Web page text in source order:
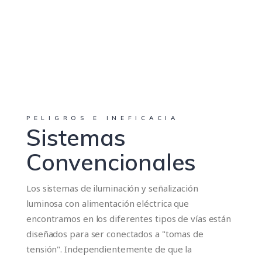
PELIGROS E INEFICACIA
Sistemas
Convencionales
Los sistemas de iluminación y señalización
luminosa con alimentación eléctrica que
encontramos en los diferentes tipos de vías están
diseñados para ser conectados a "tomas de
tensión". Independientemente de que la